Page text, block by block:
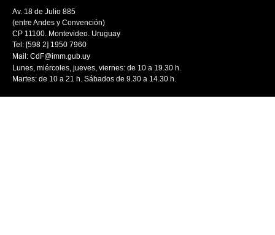
Av. 18 de Julio 885
(entre Andes y Convención)
CP 11100. Montevideo. Uruguay
Tel: [598 2] 1950 7960
Mail: CdF@imm.gub.uy
Lunes, miércoles, jueves, viernes: de 10 a 19.30 h.
Martes: de 10 a 21 h. Sábados de 9.30 a 14.30 h.